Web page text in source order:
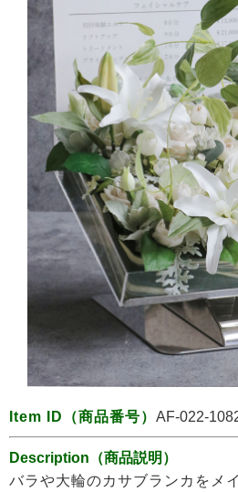
Item ID （商品番号） AF-022-
Description（商品説明）
バラや大輪のカサブランカをメ